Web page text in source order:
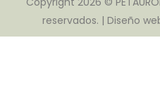
reservados. | Diseño